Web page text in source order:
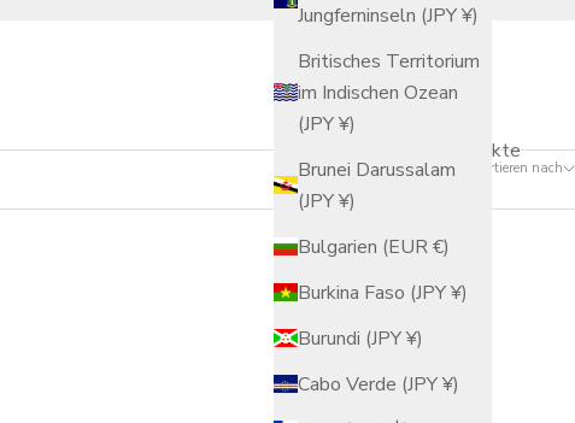
Jungferninseln (JPY ¥)
Britisches Territorium
im Indischen Ozean
(JPY ¥)
Brunei Darussalam
(JPY ¥)
Bulgarien (EUR €)
Burkina Faso (JPY ¥)
Burundi (JPY ¥)
Cabo Verde (JPY ¥)
Sortieren nach
12 Produkte